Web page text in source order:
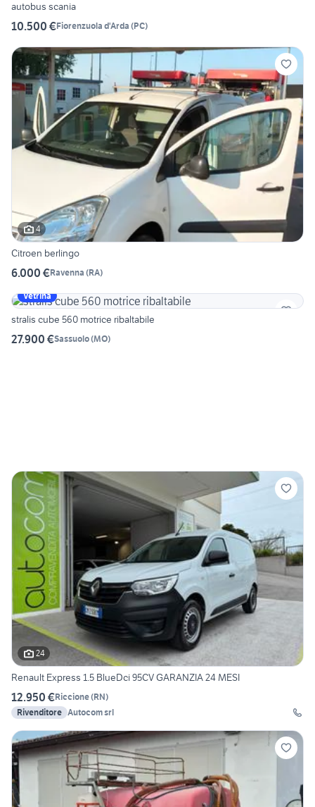
autobus scania
10.500 €Fiorenzuola d'Arda (PC)
4
Citroen berlingo
6.000 €Ravenna (RA)
Vetrina
stralis cube 560 motrice ribaltabile
27.900 €Sassuolo(MO)
24
Renault Express 1.5 BlueDci 95CV GARANZIA 24 MESI
12.950 €Riccione(RN)
Rivenditore Autocom srl